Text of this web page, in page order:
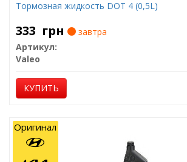
Тормозная жидкость DOT 4 (0,5L)
333 грн
завтра
Артикул:
Valeo
КУПИТЬ
Оригинал